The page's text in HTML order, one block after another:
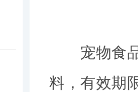
宠物食品
料，有效期